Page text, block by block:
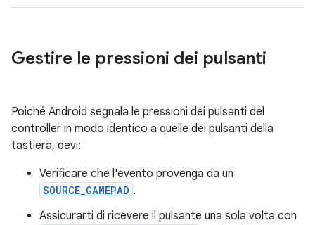
Gestire le pressioni dei pulsanti
Poiché Android segnala le pressioni dei pulsanti del
controller in modo identico a quelle dei pulsanti della
tastiera, devi:
Verificare che l'evento provenga da un
SOURCE_GAMEPAD .
Assicurarti di ricevere il pulsante una sola volta con